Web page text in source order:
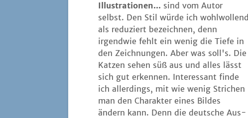
Illus­tra­tio­nen... sind vom Autor
selbst. Den Stil wür­de ich wohl­wol­lend
als redu­ziert bezeich­nen, denn
irgend­wie fehlt ein wenig die Tie­fe in
den Zeich­nun­gen. Aber was soll's. Die
Kat­zen sehen süß aus und alles lässt
sich gut erken­nen. Inter­es­sant fin­de
ich aller­dings, mit wie wenig Stri­chen
man den Cha­rak­ter eines Bil­des
ändern kann. Denn die deut­sche Aus­